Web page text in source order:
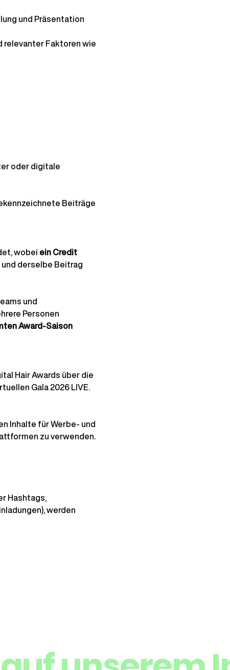
und Präsentation
relevanter Faktoren wie
oder digitale
Beiträge
wobei ein Credit
und derselbe Beitrag
und
Personen
Award-Saison
Hair Awards über die
Gala 2026 LIVE.
Inhalte für Werbe- und
zu verwenden.
Hashtags,
werden